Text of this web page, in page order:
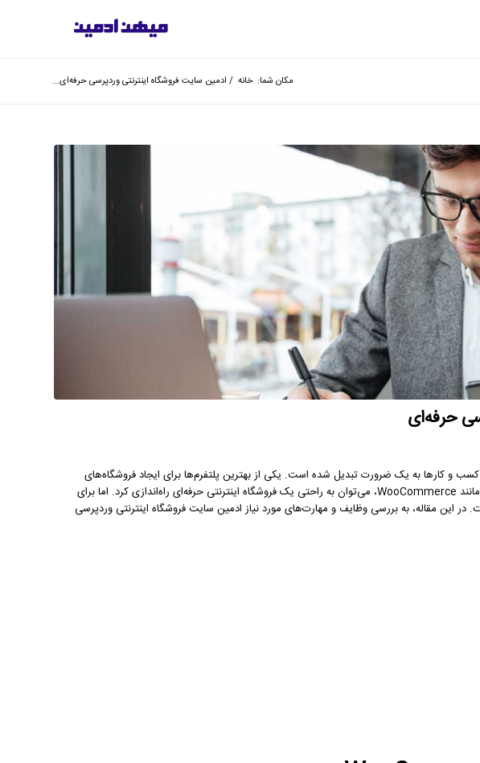
مکان شما: خانه / ادمین سایت فروشگاه اینترنتی وردپرسی حرفه‌ای...
حرفه‌ای
کسب و کارها به یک ضرورت تبدیل شده است. یکی از بهترین پلتفرم‌ها برای ایجاد فروشگاه‌های
آنلاین، وردپرس است. با استفاده از وردپرس و افزونه‌هایی مانند WooCommerce، می‌توان به راحتی یک فروشگاه اینترنتی حرفه‌ای راه‌اندازی کرد. اما برای
این مقاله، به بررسی وظایف و مهارت‌های مورد نیاز ادمین سایت فروشگاه اینترنتی وردپرسی